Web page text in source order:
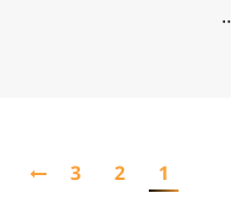
1
2
3